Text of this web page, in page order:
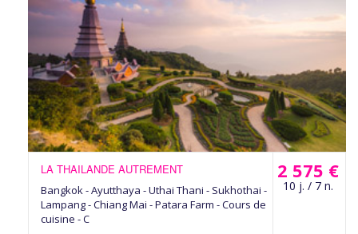
2 575 €
10 j. / 7 n.
LA THAILANDE AUTREMENT
Bangkok - Ayutthaya - Uthai Thani - Sukhothai -
Lampang - Chiang Mai - Patara Farm - Cours de
cuisine - C